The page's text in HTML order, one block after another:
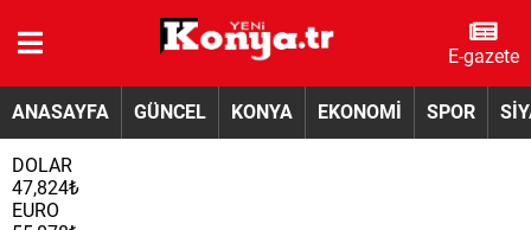
E-gazete
ANASAYFA GÜNCEL KONYA EKONOMİ SPOR
DOLAR
47,824₺
EURO